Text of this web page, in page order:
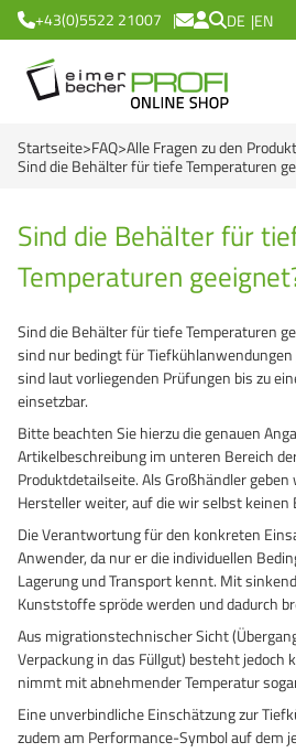
+43(0)5522 21007 DE EN
Startseite FAQ Alle Fragen zu den
Sind die Behälter für tiefe Temperaturen
Sind die Behälter für
Temperaturen
Sind die Behälter für tiefe Temperaturen
sind nur bedingt für
sind laut vorliegenden Prüfungen bis zu
einsetzbar.
Bitte beachten Sie hierzu die genauen
Artikelbeschreibung im unteren Bereich
Produktdetailseite. Als Großhändler
Hersteller weiter, auf die wir selbst keinen
Die Verantwortung für den konkreten
Anwender, da nur er die individuellen
Lagerung und Transport kennt. Mit
Kunststoffe spröde werden und dadurch
Aus migrations­technischer Sicht
Verpackung in das Füllgut) besteht jedoch
nimmt mit abnehmender Temperatur
Eine unverbindliche Einschätzung zur
zudem am Performance-Symbol auf dem
>
>